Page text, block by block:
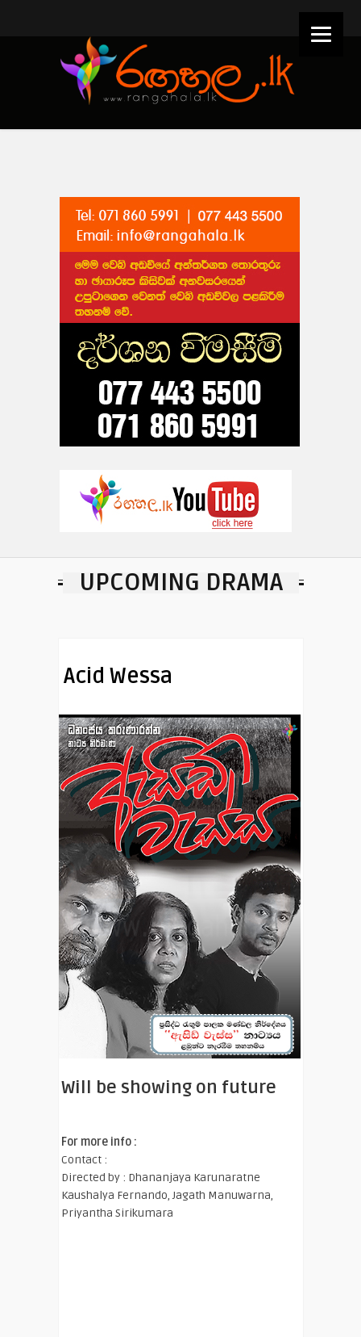
UPCOMING DRAMA
Acid Wessa
Will be showing on future
For more info :
Contact :
Directed by : Dhananjaya Karunaratne
Kaushalya Fernando, Jagath Manuwarna,
Priyantha Sirikumara